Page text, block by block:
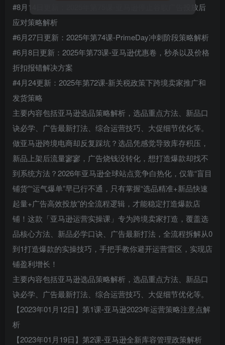
#8月14日更新：2025年第75课-亚马逊停止谷歌广告投放后
应对策略解析
#6月27日更新：2025年第74课-PrimeDay冲刺阶段策略解析
#6月8日更新：2025年第73课-亚马逊优惠卷，秒杀以及价格
折扣报错解决方案
#4月24更新：2025年第72课-新关税政策下跨境卖家推广和
发货策略
主要内容包括亚马逊选品策略解析，选品重点方法、新品口
诀必学、广告最新打法、综合运营技巧、大促细节优化等。
做亚马逊跨境电商却反复踩坑？选品凭感觉导致库存积压，
新品上架后流量寥寥，广告烧钱没转化，想打造爆款却找不
到系统方法？2026年亚马逊全球站点竞争白热化，仅靠“盲目
铺货”“运气爆单”早已行不通，只有掌握“选品精准+新品快速
起量+广告高效投放”的全流程逻辑，才能稳定打造爆款店
铺！这款「亚马逊运营实操课」专为跨境卖家打造，覆盖选
品核心方法、新品必学口诀、广告最新打法，全流程拆解从0
到1打造爆款的实操技巧，手把手教你避开运营雷区，实现店
铺盈利增长！
主要内容包括亚马逊选品策略解析，选品重点方法、新品口
诀必学、广告最新打法、综合运营技巧、大促细节优化等。
【2023年01月12日】第1课-亚马逊2023年运营策略注意点解
析
【2023年01月19日】第2课-亚马逊全新库容管理政策解析